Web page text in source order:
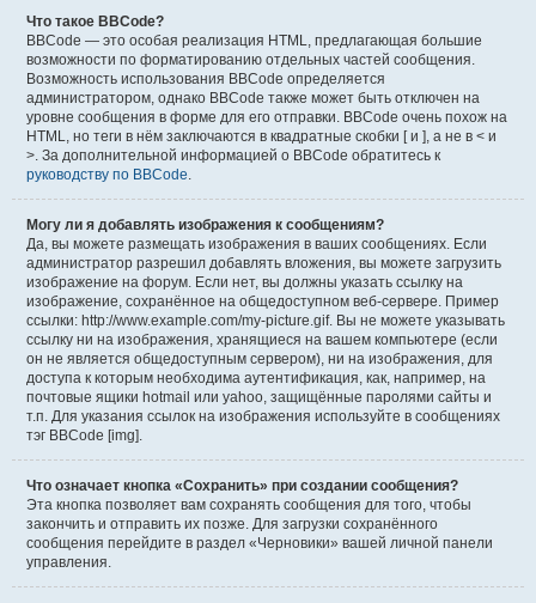
Что такое BBCode?
BBCode — это особая реализация HTML, предлагающая большие
возможности по форматированию отдельных частей сообщения.
Возможность использования BBCode определяется
администратором, однако BBCode также может быть отключен на
уровне сообщения в форме для его отправки. BBCode очень похож на
HTML, но теги в нём заключаются в квадратные скобки [ и ], а не в < и
>. За дополнительной информацией о BBCode обратитесь к
руководству по BBCode.
Могу ли я добавлять изображения к сообщениям?
Да, вы можете размещать изображения в ваших сообщениях. Если
администратор разрешил добавлять вложения, вы можете загрузить
изображение на форум. Если нет, вы должны указать ссылку на
изображение, сохранённое на общедоступном веб-сервере. Пример
ссылки: http://www.example.com/my-picture.gif. Вы не можете указывать
ссылку ни на изображения, хранящиеся на вашем компьютере (если
он не является общедоступным сервером), ни на изображения, для
доступа к которым необходима аутентификация, как, например, на
почтовые ящики hotmail или yahoo, защищённые паролями сайты и
т.п. Для указания ссылок на изображения используйте в сообщениях
тэг BBCode [img].
Что означает кнопка «Сохранить» при создании сообщения?
Эта кнопка позволяет вам сохранять сообщения для того, чтобы
закончить и отправить их позже. Для загрузки сохранённого
сообщения перейдите в раздел «Черновики» вашей личной панели
управления.